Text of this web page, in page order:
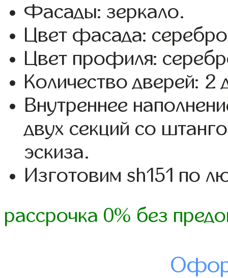
Фасады: зеркало.
Цвет фасада:
Цвет профиля:
Количество дверей: 2
Внутреннее
двух секций со
эскиза.
Изготовим sh151 по
рассрочка 0% без